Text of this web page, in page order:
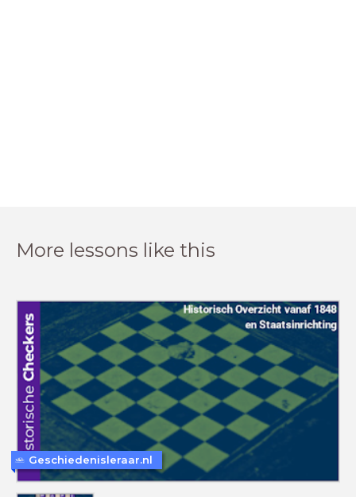
More lessons like this
Geschiedenisleraar.nl